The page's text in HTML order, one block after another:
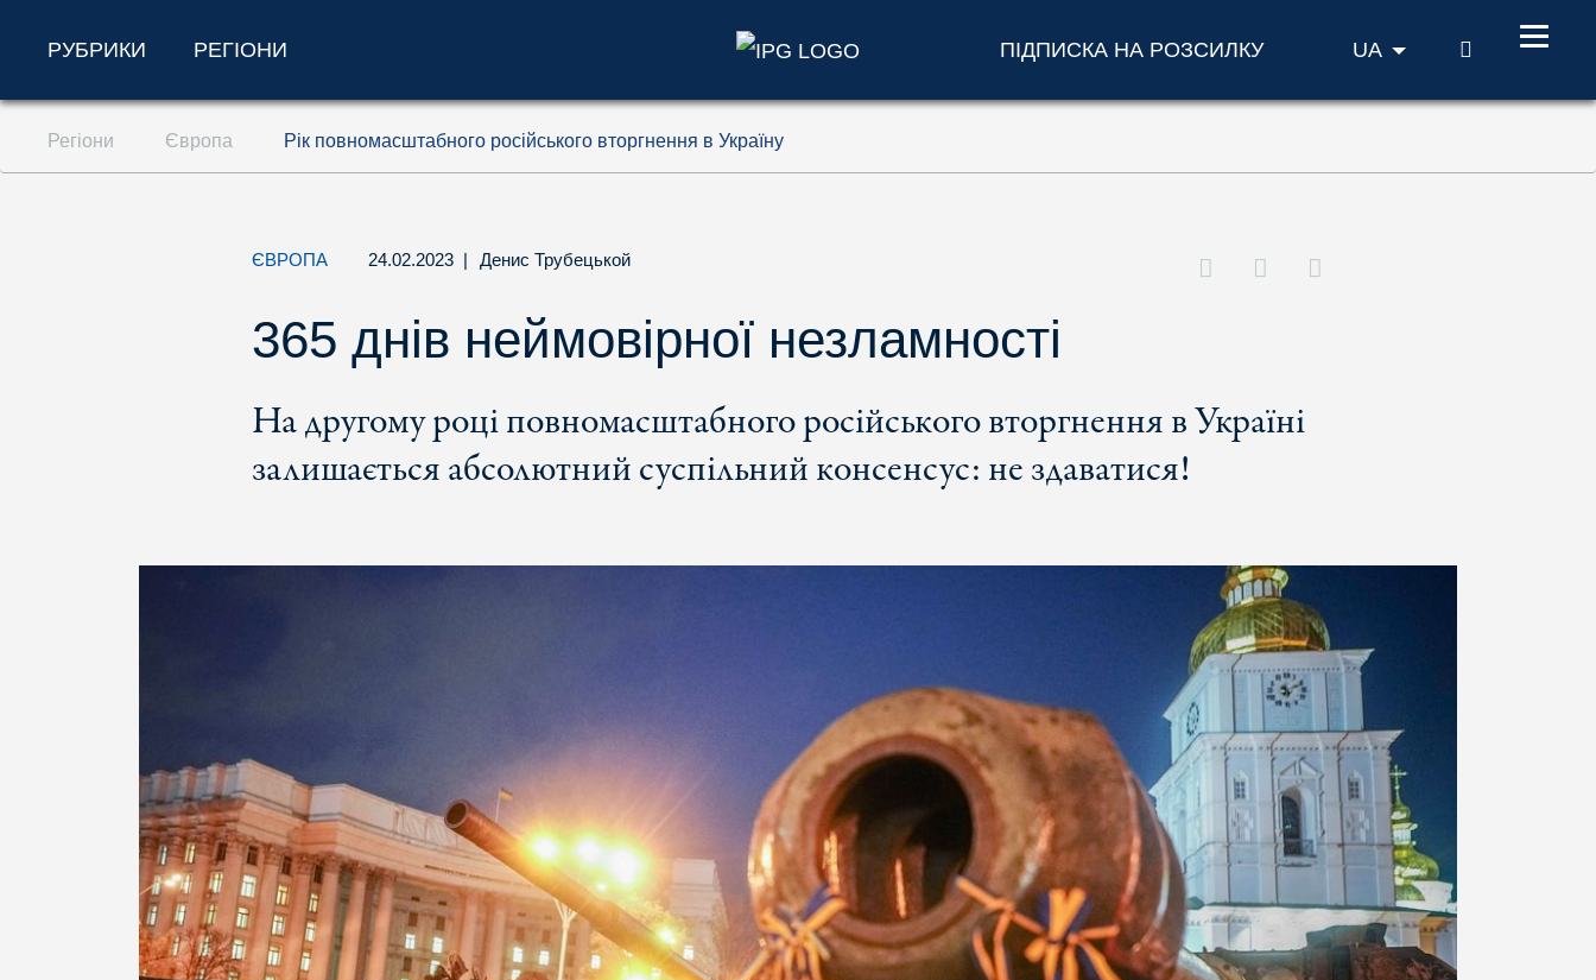
Перейти до змісту (ключ доступу '1')
Перейти до пошуку (ключ доступу '2')
РУБРИКИ РЕГІОНИ ПІДПИСКА НА РОЗСИЛКУ UA ПОШУК
Регіони Європа Рік повномасштабного російського вторгнення в Україну
ЄВРОПА 24.02.2023 | Денис Трубецькой
365 днів неймовірної незламності
На другому році повномасштабного російського вторгнення в Україні
залишається абсолютний суспільний консенсус: не здаватися!